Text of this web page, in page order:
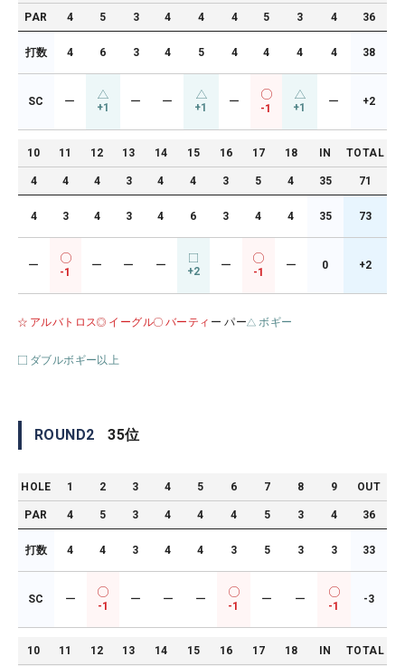
PAR 4 5 3 4 4 4 5 3 4 36
打数 4 6 3 4 5 4 4 4 4 38
SC ー +1 ー ー +1 ー
-1 +1 ー +2
10 11 12 13 14 15 16 17 18 IN TOTAL
4 4 4 3 4 4 3 5 4 35 71
4 3 4 3 4 6 3 4 4 35 73
ー
-1
ー ー ー +2 ー
-1
ー 0 +2
アルバトロス イーグル バーティ ー パー ボギー
ダブルボギー以上
ROUND2 35位
HOLE 1 2 3 4 5 6 7 8 9 OUT
PAR 4 5 3 4 4 4 5 3 4 36
打数 4 4 3 4 4 3 5 3 3 33
SC ー
-1
ー ー ー
-1
ー ー
-1
-3
10 11 12 13 14 15 16 17 18 IN TOTAL